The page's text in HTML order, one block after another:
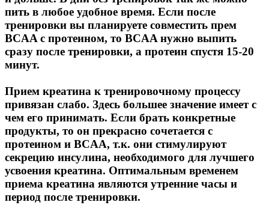
Изотоники
Аргинин
Бета-аланин
Комплексы аминокислот
Энергетики
Таурин
Цитруллин
пить в любое удобное время. Если после
тренировки вы планируете совместить прем
BCAA c протеином, то BCAA нужно выпить
сразу после тренировки, а протеин спустя 15-20
минут.
Прием креатина к тренировочному процессу
привязан слабо. Здесь большее значение имеет с
чем его принимать. Если брать конкретные
продукты, то он прекрасно сочетается с
протеином и BCAA, т.к. они стимулируют
секрецию инсулина, необходимого для лучшего
усвоения креатина. Оптимальным временем
приема креатина являются утренние часы и
период после тренировки.